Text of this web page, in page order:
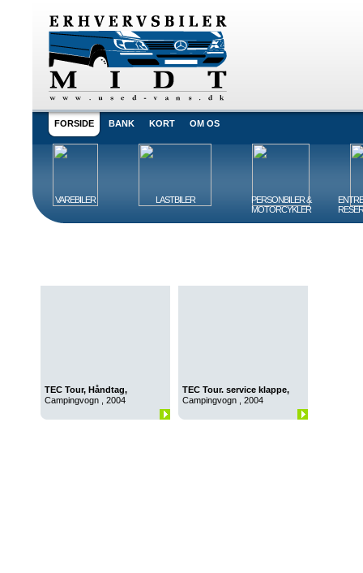
FORSIDE BANK KORT OM OS
VAREBILER LASTBILER
PERSONBILER &
MOTORCYKLER
TEC Tour, Håndtag,
sidemarkering flaskeholder
Campingvogn , 2004
TEC Tour. service klappe,
lampe
Campingvogn , 2004